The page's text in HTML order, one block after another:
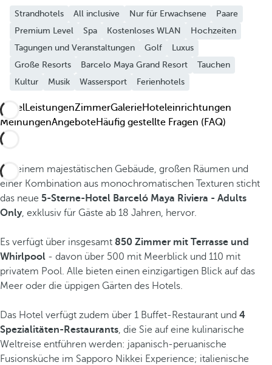
Strandhotels All inclusive Nur für Erwachsene
Paare
Premium Level
Spa Kostenloses WLAN
Hochzeiten
Tagungen und Veranstaltungen
Golf
Luxus
Große Resorts
Barcelo Maya Grand Resort
Tauchen
Kultur
Musik Wassersport Ferienhotels
Hotel LeistungenZimmerGalerieHoteleinrichtungen
MeinungenAngeboteHäufig gestellte Fragen (FAQ)
Mit einem majestätischen Gebäude, großen Räumen und
einer Kombination aus monochromatischen Texturen sticht
das neue 5-Sterne-Hotel Barceló Maya Riviera - Adults
Only, exklusiv für Gäste ab 18 Jahren, hervor.
Es verfügt über insgesamt 850 Zimmer mit Terrasse und
Whirlpool - davon über 500 mit Meerblick und 110 mit
privatem Pool. Alle bieten einen einzigartigen Blick auf das
Meer oder die üppigen Gärten des Hotels.
Das Hotel verfügt zudem über 1 Buffet-Restaurant und 4
Spezialitäten-Restaurants , die Sie auf eine kulinarische
Weltreise entführen werden: japanisch-peruanische
Fusionsküche im Sapporo Nikkei Experience; italienische